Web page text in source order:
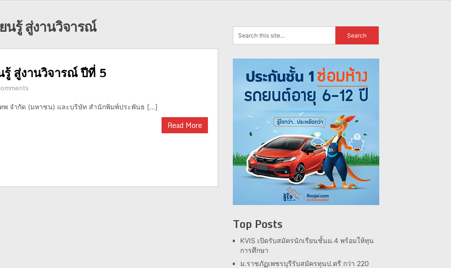
นรู้ สู่งานวิจารณ์
รู้ สู่งานวิจารณ์ ปีที่ 5
ทพ จำกัด (มหาชน) และบริษัท สำนักพิมพ์ประพันธ […]
Read More
Top Posts
KVIS เปิดรับสมัครนักเรียนชั้นม.4 พร้อมให้ทุน
การศึกษา
ม.ราชภัฏเพชรบุรีรับสมัครทุนป.ตรี กว่า 220